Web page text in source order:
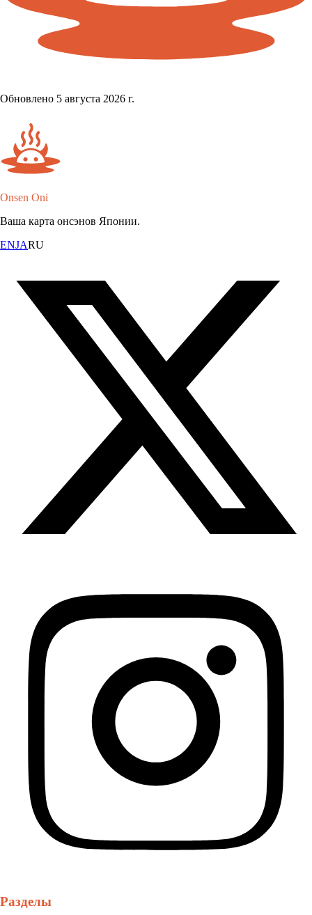
Обновлено 5 августа 2026 г.
Onsen Oni
Ваша карта онсэнов Японии.
ENJARU
Разделы